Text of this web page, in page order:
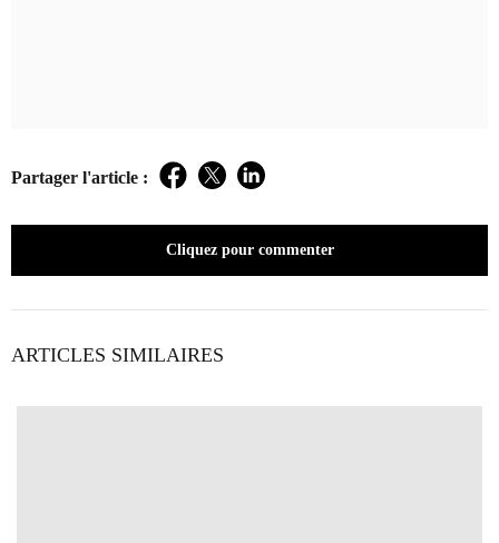
Partager l'article : Facebook
TwitterLinkedIn
Cliquez pour commenter
ARTICLES SIMILAIRES